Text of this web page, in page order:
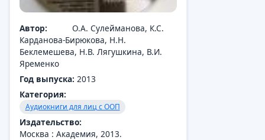
Автор:
Ж.А. Тұрлыбекова, М.
Бақытқызы
Год выпуска:
2016
Категория:
Аудиокниги для лиц с ООП
Издательство:
Астана : Арман-Медиа
Автор:
О.А. Сулейманова, К.С.
Карданова-Бирюкова, Н.Н.
Беклемешева, Н.В. Лягушкина, В.И.
Яременко
Год выпуска: 2013
Категория:
Аудиокниги для лиц с ООП
Издательство:
Москва : Академия, 2013.